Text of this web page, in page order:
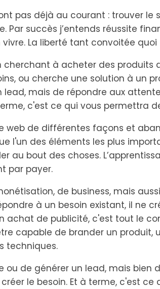
pas déjà au courant : trouver le
Par succès j’entends réussite
La liberté tant convoitée quoi
cherchant à acheter des produits
ou cherche une solution à un
mais de répondre aux
c'est ce qui vous permettra
web de différentes façons et
l'un des éléments les plus
au bout des choses.
par payer.
de business, mais aussi
à un besoin existant, il ne
achat de publicité, c'est tout le
capable de brander un produit,
techniques.
de générer un lead, mais bien
le besoin. Et à terme, c'est